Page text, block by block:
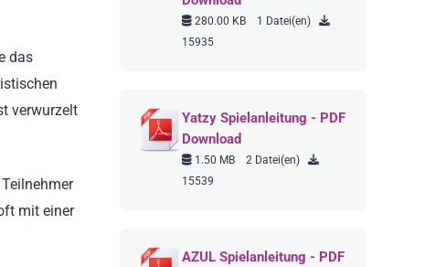
das
verwurzelt
mit einer
280.00 KB
1 Datei(en)
15935
Yatzy Spielanleitung - PDF
Download
1.50 MB
2 Datei(en)
15539
AZUL Spielanleitung - PDF